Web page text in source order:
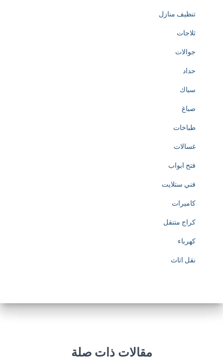
تنظيف منازل
ثلاجات
جوالات
حداد
سباك
صباغ
طباخات
غسالات
فتح ابواب
فني ستلايت
كاميرات
كراج متنقل
كهرباء
نقل اثاث
مقالات ذات صلة